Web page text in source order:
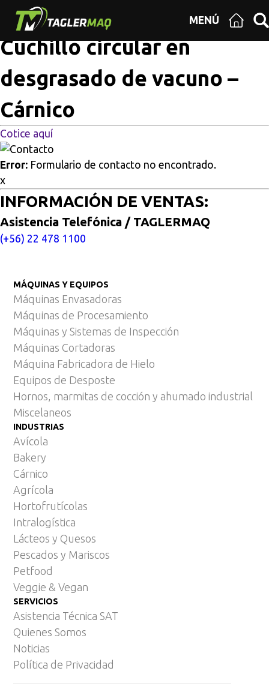
MENÚ
Multisitios
vacuno – Cárnico
Cuchillo circular en
desgrasado de vacuno –
Cárnico
Cotice aquí
Error: Formulario de contacto no encontrado.
x
INFORMACIÓN DE VENTAS:
Asistencia Telefónica / TAGLERMAQ
(+56) 22 478 1100
MÁQUINAS Y EQUIPOS
Máquinas Envasadoras
Máquinas de Procesamiento
Máquinas y Sistemas de Inspección
Máquinas Cortadoras
Máquina Fabricadora de Hielo
Equipos de Desposte
Hornos, marmitas de cocción y ahumado industrial
Miscelaneos
INDUSTRIAS
Avícola
Bakery
Cárnico
Agrícola
Hortofrutícolas
Intralogística
Lácteos y Quesos
Pescados y Mariscos
Petfood
Veggie & Vegan
SERVICIOS
Asistencia Técnica SAT
Quienes Somos
Noticias
Política de Privacidad